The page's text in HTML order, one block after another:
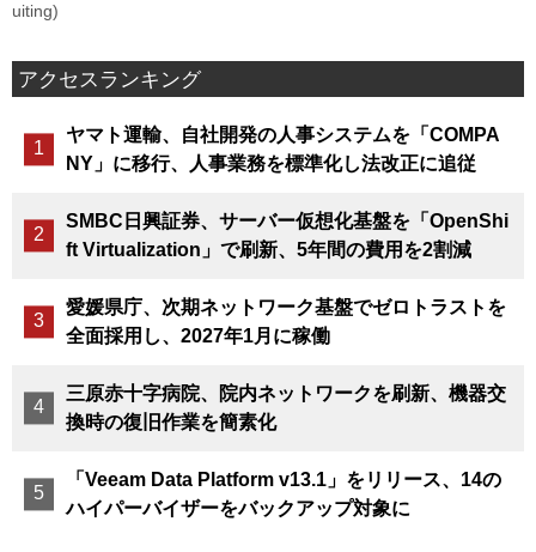
uiting)
アクセスランキング
ヤマト運輸、自社開発の人事システムを「COMPA
NY」に移行、人事業務を標準化し法改正に追従
SMBC日興証券、サーバー仮想化基盤を「OpenShi
ft Virtualization」で刷新、5年間の費用を2割減
愛媛県庁、次期ネットワーク基盤でゼロトラストを
全面採用し、2027年1月に稼働
三原赤十字病院、院内ネットワークを刷新、機器交
換時の復旧作業を簡素化
「Veeam Data Platform v13.1」をリリース、14の
ハイパーバイザーをバックアップ対象に